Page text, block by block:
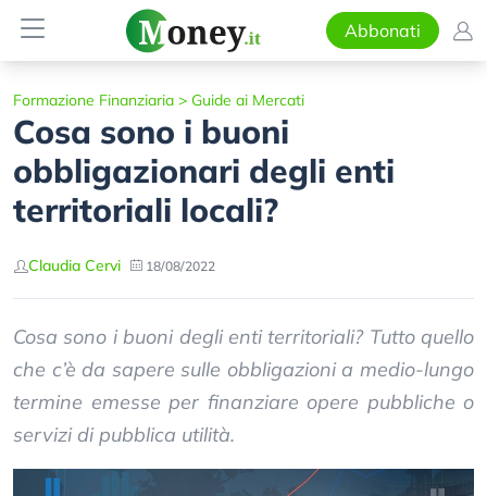
Abbonati
Formazione Finanziaria > Guide ai Mercati
Cosa sono i buoni
obbligazionari degli enti
territoriali locali?
Claudia Cervi 18/08/2022
Cosa sono i buoni degli enti territoriali? Tutto quello
che c’è da sapere sulle obbligazioni a medio-lungo
termine emesse per finanziare opere pubbliche o
servizi di pubblica utilità.